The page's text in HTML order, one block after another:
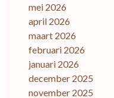
mei 2026
april 2026
maart 2026
februari 2026
januari 2026
december 2025
november 2025